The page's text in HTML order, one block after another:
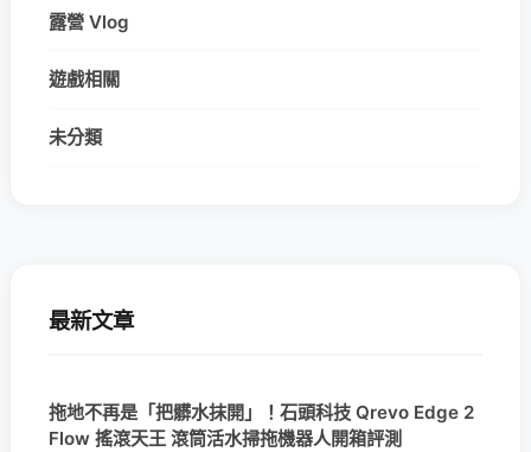
露營 Vlog
遊戲相關
未分類
最新文章
拖地不再是「把髒水抹開」！石頭科技 Qrevo Edge 2
Flow 搖滾天王 滾筒活水掃拖機器人開箱評測